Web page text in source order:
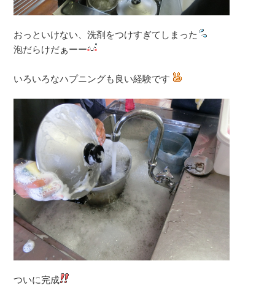
おっといけない、洗剤をつけすぎてしまった
泡だらけだぁーー
いろいろなハプニングも良い経験です
ついに完成